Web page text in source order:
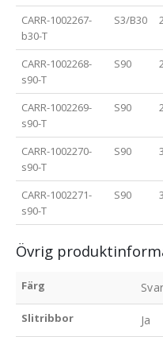
CARR-1002267-
b30-T
S3/B30
CARR-1002268-
s90-T
S90
CARR-1002269-
s90-T
S90
CARR-1002270-
s90-T
S90
CARR-1002271-
s90-T
S90
Övrig
Färg
Slitribbor Ja